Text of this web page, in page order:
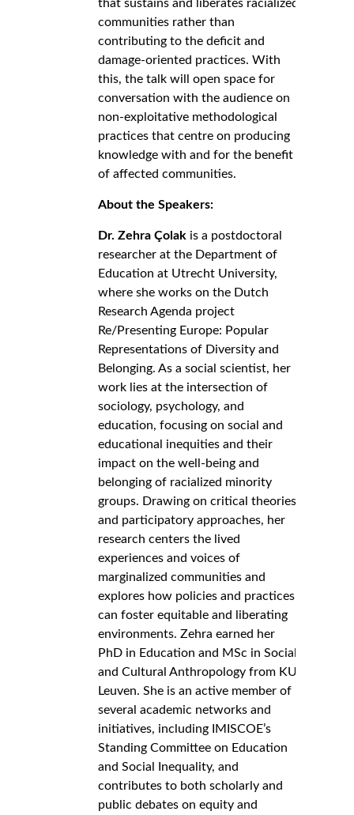
that sustains and liberates racialized
communities rather than
contributing to the deficit and
damage-oriented practices. With
this, the talk will open space for
conversation with the audience on
non-exploitative methodological
practices that centre on producing
knowledge with and for the benefit
of affected communities.
About the Speakers:
Dr. Zehra Çolak is a postdoctoral
researcher at the Department of
Education at Utrecht University,
where she works on the Dutch
Research Agenda project
Re/Presenting Europe: Popular
Representations of Diversity and
Belonging. As a social scientist, her
work lies at the intersection of
sociology, psychology, and
education, focusing on social and
educational inequities and their
impact on the well-being and
belonging of racialized minority
groups. Drawing on critical theories
and participatory approaches, her
research centers the lived
experiences and voices of
marginalized communities and
explores how policies and practices
can foster equitable and liberating
environments. Zehra earned her
PhD in Education and MSc in Social
and Cultural Anthropology from KU
Leuven. She is an active member of
several academic networks and
initiatives, including IMISCOE’s
Standing Committee on Education
and Social Inequality, and
contributes to both scholarly and
public debates on equity and